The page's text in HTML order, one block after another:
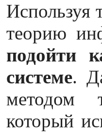
Используя
теорию
подойти
системе.
методом
который